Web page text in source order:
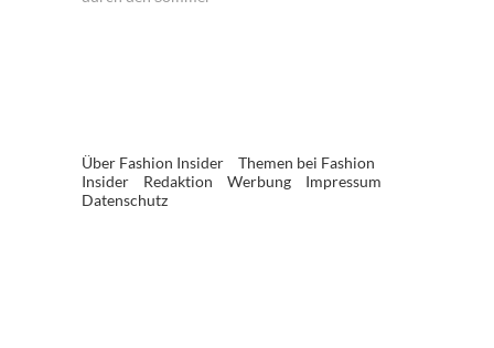
Über Fashion Insider
Themen bei Fashion
Insider
Redaktion Werbung
Impressum
Datenschutz